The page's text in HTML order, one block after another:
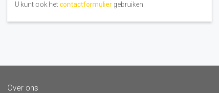
U kunt ook hetcontactformulier gebruiken.
Over ons